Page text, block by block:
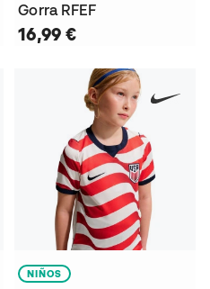
Gorra RFEF
16,99 €
NIÑOS